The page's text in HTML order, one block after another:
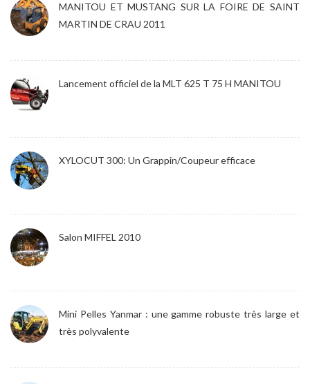
MANITOU ET MUSTANG SUR LA FOIRE DE SAINT
MARTIN DE CRAU 2011
Lancement officiel de la MLT 625 T 75 H MANITOU
XYLOCUT 300: Un Grappin/Coupeur efficace
Salon MIFFEL 2010
Mini Pelles Yanmar : une gamme robuste très large et
très polyvalente